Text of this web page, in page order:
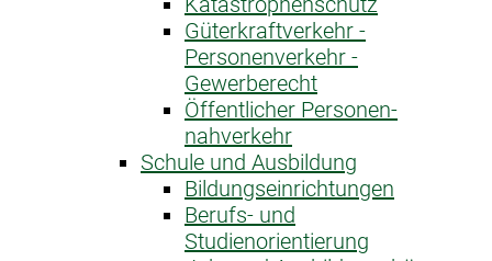
Güterkraftverkehr -
Personenverkehr -
Gewerberecht
Öffentlicher Personen­
nahverkehr
Schule und Ausbildung
Bildungseinrichtungen
Berufs- und
Studienorientierung